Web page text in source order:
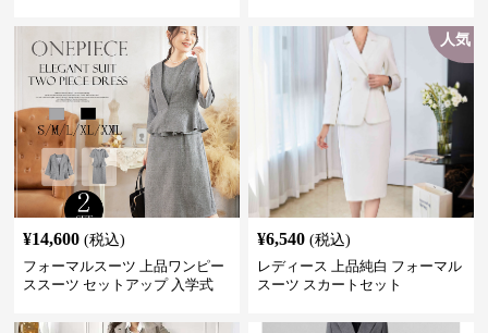
¥14,600 (税込)
フォーマルスーツ 上品ワンピー
ススーツ セットアップ 入学式
人気
¥6,540 (税込)
レディース 上品純白 フォーマル
スーツ スカートセット